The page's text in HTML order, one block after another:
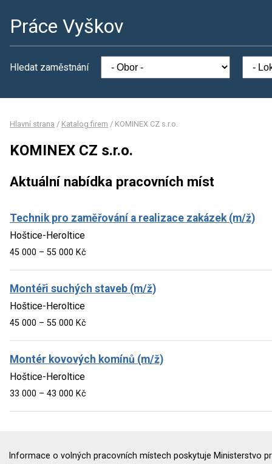
Práce Vyškov
Hledat zaměstnání
Hlavní strana / Katalog firem / KOMINEX CZ s.r.o.
KOMINEX CZ s.r.o.
Aktuální nabídka pracovních míst
Technik pro zaměřování a realizace zakázek (m/ž)
Hoštice-Heroltice
45 000 – 55 000 Kč
Montéři suchých staveb (m/ž)
Hoštice-Heroltice
45 000 – 55 000 Kč
Montér kovových komínů (m/ž)
Hoštice-Heroltice
33 000 – 43 000 Kč
Informace o volných pracovních místech poskytuje Ministerstvo